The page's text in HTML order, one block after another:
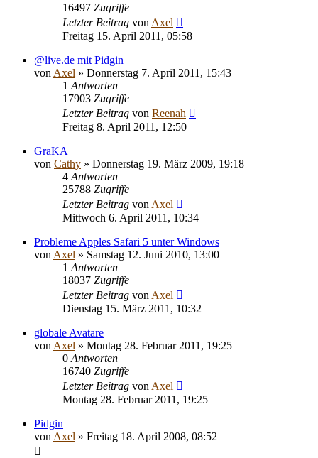
16497 Zugriffe
Letzter Beitrag von Axel
Freitag 15. April 2011, 05:58
@live.de mit Pidgin
von Axel » Donnerstag 7. April 2011, 15:43
1 Antworten
17903 Zugriffe
Letzter Beitrag von Reenah
Freitag 8. April 2011, 12:50
GraKA
von Cathy » Donnerstag 19. März 2009, 19:18
4 Antworten
25788 Zugriffe
Letzter Beitrag von Axel
Mittwoch 6. April 2011, 10:34
Probleme Apples Safari 5 unter Windows
von Axel » Samstag 12. Juni 2010, 13:00
1 Antworten
18037 Zugriffe
Letzter Beitrag von Axel
Dienstag 15. März 2011, 10:32
globale Avatare
von Axel » Montag 28. Februar 2011, 19:25
0 Antworten
16740 Zugriffe
Letzter Beitrag von Axel
Montag 28. Februar 2011, 19:25
Pidgin
von Axel » Freitag 18. April 2008, 08:52